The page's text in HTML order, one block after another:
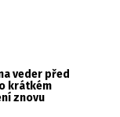
veder před
krátkém
znovu